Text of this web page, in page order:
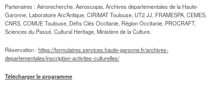
Partenaires : Aérorecherche, Aeroscopia, Archives départementales de la Haute-
Garonne, Laboratoire Arc’Antique, CIRIMAT Toulouse, UT2 JJ, FRAMESPA, CEMES,
CNRS, COMUE Toulouse, Défis Clés Occitanie, Région Occitanie, PROCRAFT,
Sciences du Passé, Cultural Heritage, Ministère de la Culture.
Réservation : https://formulaires.services.haute-garonne.fr/archives-
departementales/inscription-activites-culturelles/
Télécharger le programme